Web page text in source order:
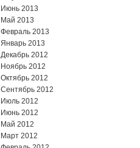
Июнь 2013
Май 2013
Февраль 2013
Январь 2013
Декабрь 2012
Ноябрь 2012
Октябрь 2012
Сентябрь 2012
Июль 2012
Июнь 2012
Май 2012
Март 2012